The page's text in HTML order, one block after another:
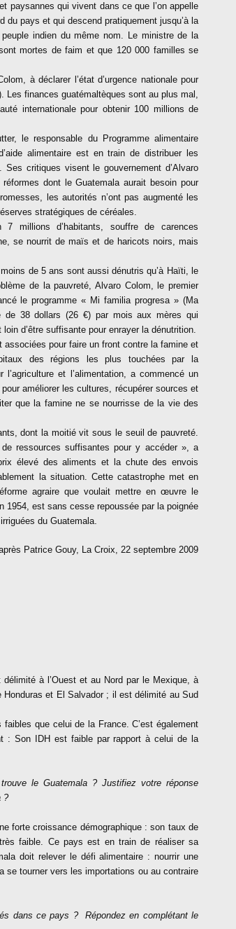
paysannes qui vivent dans ce que l’on appelle
du pays et qui descend pratiquement jusqu’à la
indien du même nom. Le ministre de la
mortes de faim et que 120 000 familles se
à déclarer l’état d’urgence nationale pour
Les finances guatémaltèques sont au plus mal,
internationale pour obtenir 100 millions de
le responsable du Programme alimentaire
alimentaire est en train de distribuer les
critiques visent le gouvernement d’Alvaro
dont le Guatemala aurait besoin pour
les autorités n’ont pas augmenté les
stratégiques de céréales.
millions d’habitants, souffre de carences
se nourrit de maïs et de haricots noirs, mais
de 5 ans sont aussi dénutris qu’à Haïti, le
de la pauvreté, Alvaro Colom, le premier
le programme « Mi familia progresa » (Ma
de 38 dollars (26 €) par mois aux mères qui
d’être suffisante pour enrayer la dénutrition.
pour faire un front contre la famine et
des régions les plus touchées par la
et l’alimentation, a commencé un
améliorer les cultures, récupérer sources et
que la famine ne se nourrisse de la vie des
dont la moitié vit sous le seuil de pauvreté.
ressources suffisantes pour y accéder », a
élevé des aliments et la chute des envois
la situation. Cette catastrophe met en
agraire que voulait mettre en œuvre le
1954, est sans cesse repoussée par la poignée
du Guatemala
Patrice Gouy, La Croix, 22 septembre 2009
à l’Ouest et au Nord par le Mexique, à
Honduras et El Salvador ; il est délimité au Sud
que celui de la France. C’est également
: Son IDH est faible par rapport à celui de la
le Guatemala ? Justifiez votre réponse
?
forte croissance démographique : son taux de
faible. Ce pays est en train de réaliser sa
doit relever le défi alimentaire : nourrir une
se tourner vers les importations ou au contraire
dans ce pays ? Répondez en complétant le